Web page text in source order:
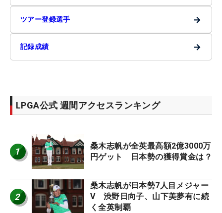
ツアー登録選手 →
記録成績 →
LPGA公式 週間アクセスランキング
1
桑木志帆が全英最高額2億3000万
円ゲット 日本勢の獲得賞金は？
2
桑木志帆が日本勢7人目メジャー
V 渋野日向子、山下美夢有に続
く全英制覇